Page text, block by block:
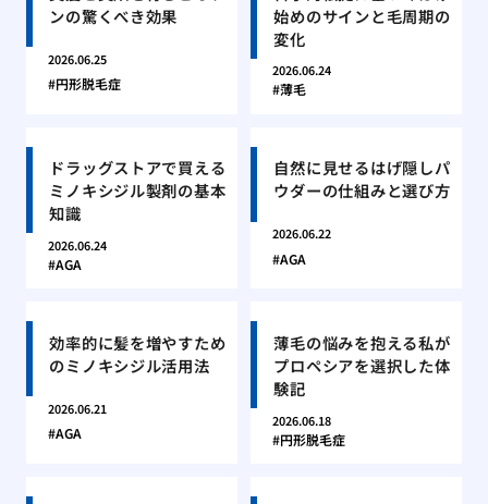
ンの驚くべき効果
2026.06.25
円形脱毛症
始めのサインと毛周期の
変化
2026.06.24
薄毛
ドラッグストアで買える
ミノキシジル製剤の基本
知識
2026.06.24
AGA
自然に見せるはげ隠しパ
ウダーの仕組みと選び方
2026.06.22
AGA
効率的に髪を増やすため
のミノキシジル活用法
2026.06.21
AGA
薄毛の悩みを抱える私が
プロペシアを選択した体
験記
2026.06.18
円形脱毛症